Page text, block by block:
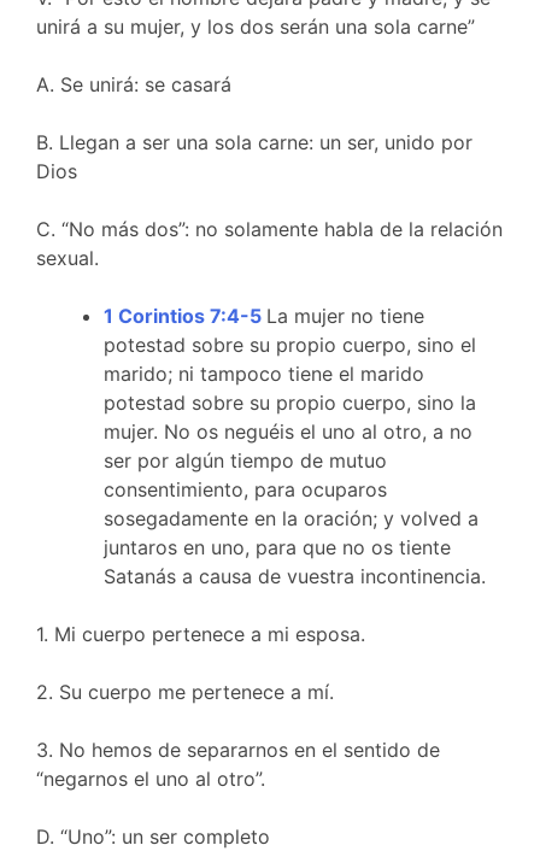
unirá a su mujer, y los dos serán una sola carne”
A. Se unirá: se casará
B. Llegan a ser una sola carne: un ser, unido por
Dios
C. “No más dos”: no solamente habla de la relación
sexual.
1 Corintios 7:4-5 La mujer no tiene
potestad sobre su propio cuerpo, sino el
marido; ni tampoco tiene el marido
potestad sobre su propio cuerpo, sino la
mujer. No os neguéis el uno al otro, a no
ser por algún tiempo de mutuo
consentimiento, para ocuparos
sosegadamente en la oración; y volved a
juntaros en uno, para que no os tiente
Satanás a causa de vuestra incontinencia.
1. Mi cuerpo pertenece a mi esposa.
2. Su cuerpo me pertenece a mí.
3. No hemos de separarnos en el sentido de
“negarnos el uno al otro”.
D. “Uno”: un ser completo